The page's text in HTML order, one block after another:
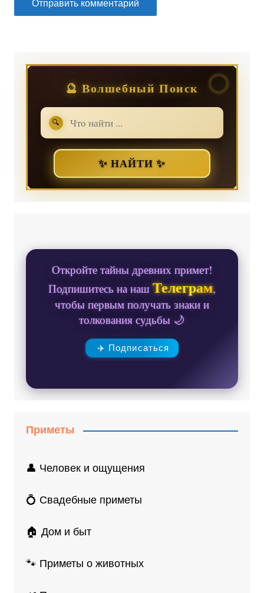
🔮 Волшебный Поиск
🔍
✨ НАЙТИ ✨
Откройте тайны древних примет!
Подпишитесь на нашТелеграм,
чтобы первым получать знаки и
толкования судьбы 🌙
✈️ Подписаться
Приметы
👤 Человек и ощущения
💍 Свадебные приметы
🏠 Дом и быт
🐾 Приметы о животных